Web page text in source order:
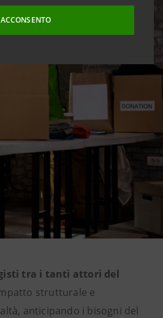
ACCONSENTO
tra i tanti attori del
strutturale e
anticipando i bisogni del